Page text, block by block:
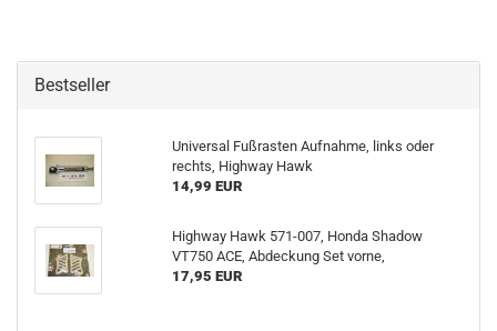
Bestseller
Universal Fußrasten Aufnahme, links oder
rechts, Highway Hawk
14,99 EUR
Highway Hawk 571-007, Honda Shadow
VT750 ACE, Abdeckung Set vorne,
17,95 EUR